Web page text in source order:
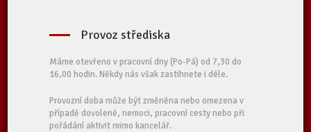
Provoz střediska
Máme otevřeno v pracovní dny (Po-Pá) od 7,30 do
16,00 hodin. Někdy nás však zastihnete i déle.
Provozní doba může být změněna nebo omezena v
případě dovolené, nemoci, pracovní cesty nebo při
pořádání aktivit mimo kancelář.